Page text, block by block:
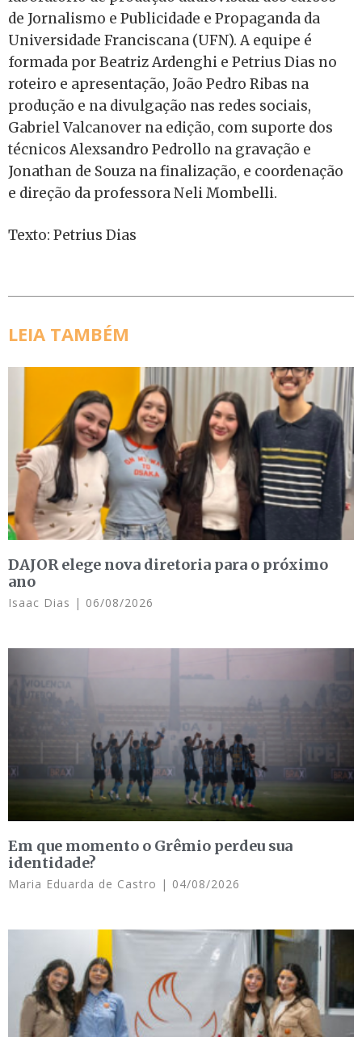
de Jornalismo e Publicidade e Propaganda da
Universidade Franciscana (UFN). A equipe é
formada por Beatriz Ardenghi e Petrius Dias no
roteiro e apresentação, João Pedro Ribas na
produção e na divulgação nas redes sociais,
Gabriel Valcanover na edição, com suporte dos
técnicos Alexsandro Pedrollo na gravação e
Jonathan de Souza na finalização, e coordenação
e direção da professora Neli Mombelli.
Texto: Petrius Dias
LEIA TAMBÉM
DAJOR elege nova diretoria para o próximo
ano
Isaac Dias 06/08/2026
Em que momento o Grêmio perdeu sua
identidade?
Maria Eduarda de Castro 04/08/2026